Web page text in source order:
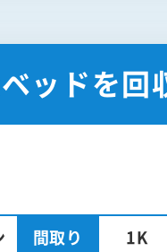
ッドを回
間取り 1K